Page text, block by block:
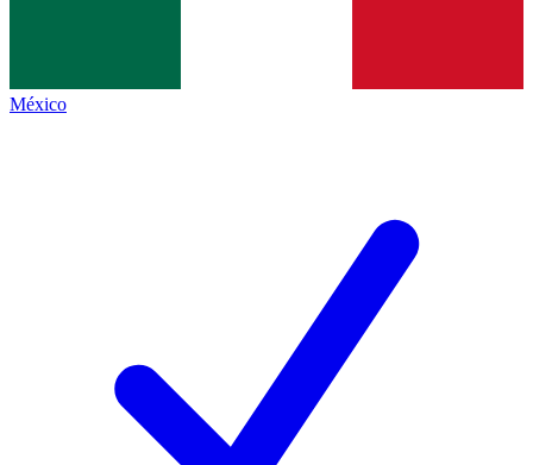
México